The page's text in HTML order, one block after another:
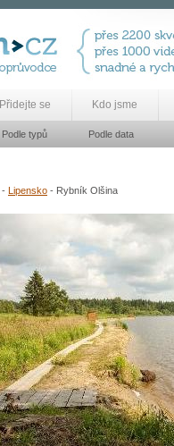
Přidejte se Kdo jsme
Podle typů Podle data
- Lipensko - Rybník Olšina